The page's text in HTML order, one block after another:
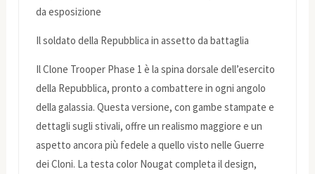
da esposizione
Il soldato della Repubblica in assetto da battaglia
Il Clone Trooper Phase 1 è la spina dorsale dell’esercito
della Repubblica, pronto a combattere in ogni angolo
della galassia. Questa versione, con gambe stampate e
dettagli sugli stivali, offre un realismo maggiore e un
aspetto ancora più fedele a quello visto nelle Guerre
dei Cloni. La testa color Nougat completa il design,